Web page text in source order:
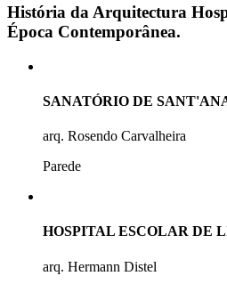
História da Arquitectura
Época Contemporânea.
SANATÓRIO DE
arq. Rosendo Carvalheira
Parede
HOSPITAL ESCOLAR DE
arq. Hermann Distel